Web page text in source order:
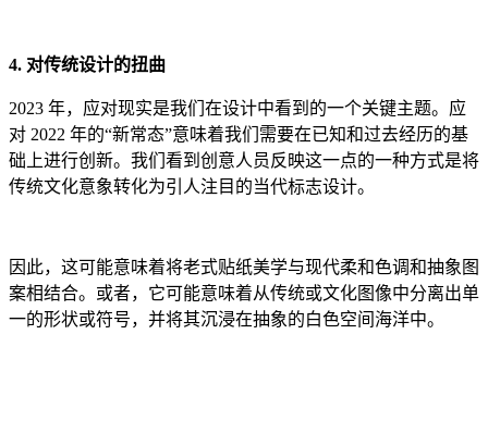
4. 对传统设计的扭曲
2023 年，应对现实是我们在设计中看到的一个关键主题。应
对 2022 年的“新常态”意味着我们需要在已知和过去经历的基
础上进行创新。我们看到创意人员反映这一点的一种方式是将
传统文化意象转化为引人注目的当代标志设计。
因此，这可能意味着将老式贴纸美学与现代柔和色调和抽象图
案相结合。或者，它可能意味着从传统或文化图像中分离出单
一的形状或符号，并将其沉浸在抽象的白色空间海洋中。